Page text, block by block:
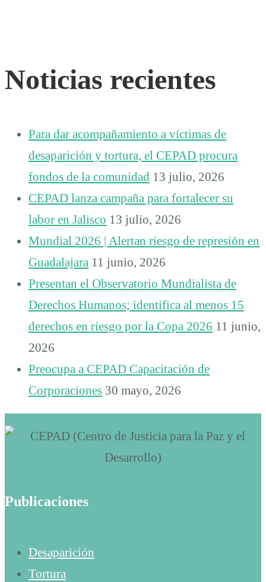
Noticias recientes
Para dar acompañamiento a víctimas de
desaparición y tortura, el CEPAD procura
fondos de la comunidad 13 julio, 2026
CEPAD lanza campaña para fortalecer su
labor en Jalisco 13 julio, 2026
Mundial 2026 | Alertan riesgo de represión en
Guadalajara 11 junio, 2026
Presentan el Observatorio Mundialista de
Derechos Humanos; identifica al menos 15
derechos en riesgo por la Copa 2026 11 junio,
2026
Preocupa a CEPAD Capacitación de
Corporaciones 30 mayo, 2026
Publicaciones
Desaparición
Tortura